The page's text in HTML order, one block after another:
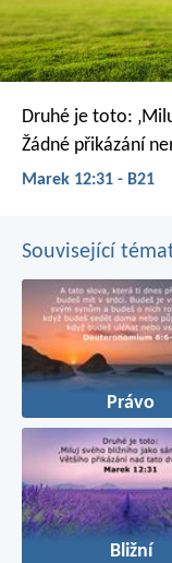
Druhé je toto:
Žádné přikázání
Marek 12:31 - B21
Související
Právo
Bližní